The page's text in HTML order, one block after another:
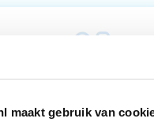
maakt gebruik van
Vastgoedrecht